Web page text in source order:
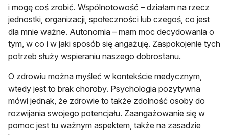
i mogę coś zrobić. Wspólnotowość – działam na rzecz
jednostki, organizacji, społeczności lub czegoś, co jest
dla mnie ważne. Autonomia – mam moc decydowania o
tym, w co i w jaki sposób się angażuję. Zaspokojenie tych
potrzeb służy wspieraniu naszego dobrostanu.
O zdrowiu można myśleć w kontekście medycznym,
wtedy jest to brak choroby. Psychologia pozytywna
mówi jednak, że zdrowie to także zdolność osoby do
rozwijania swojego potencjału. Zaangażowanie się w
pomoc jest tu ważnym aspektem, także na zasadzie